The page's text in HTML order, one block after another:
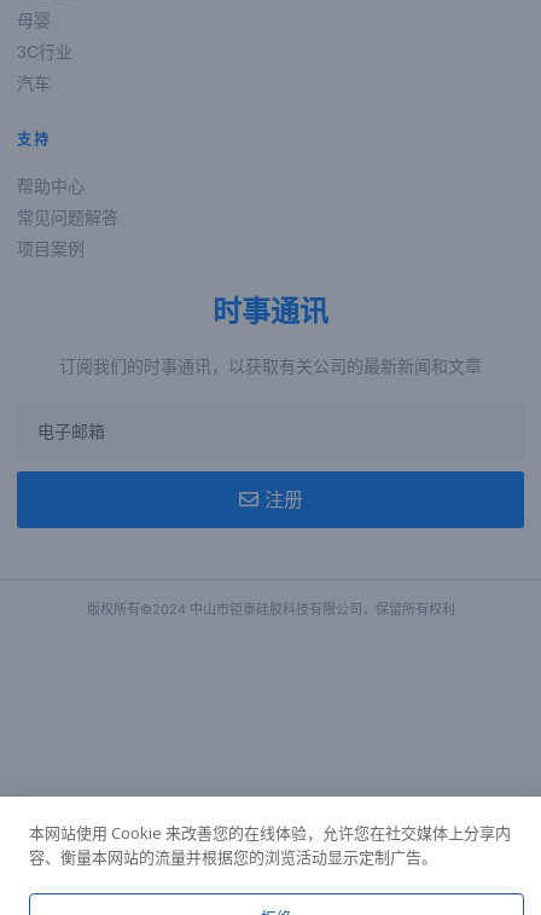
母婴
3C行业
汽车
支持
帮助中心
常见问题解答
项目案例
时事通讯
订阅我们的时事通讯，以获取有关公司的最新新闻和文章
注册
版权所有©2024 中山市钜泰硅胶科技有限公司，保留所有权利
本网站使用 Cookie 来改善您的在线体验，允许您在社交媒体上分享内
容、衡量本网站的流量并根据您的浏览活动显示定制广告。